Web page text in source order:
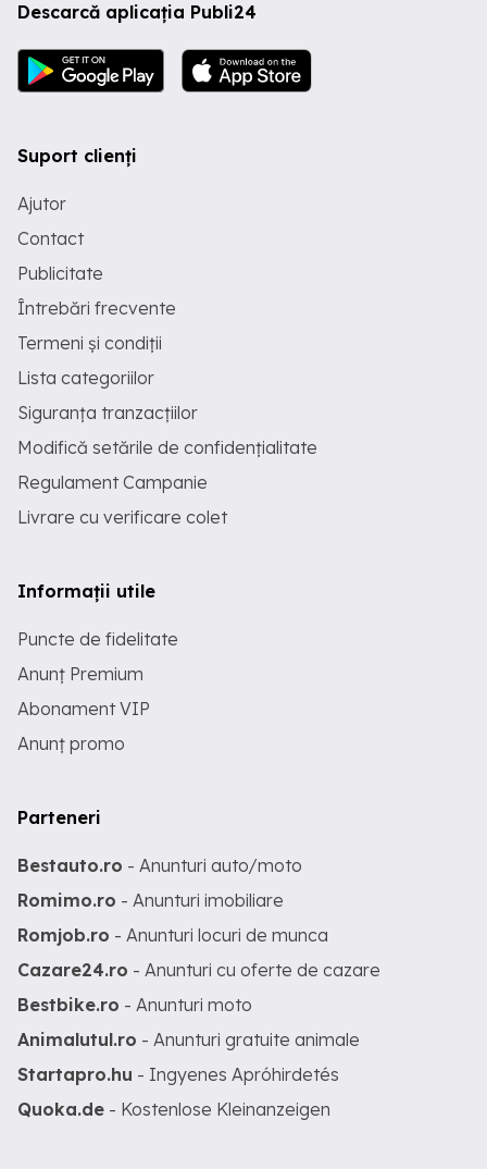
Descarcă aplicația Publi24
Suport clienți
Ajutor
Contact
Publicitate
Întrebări frecvente
Termeni și condiții
Lista categoriilor
Siguranța tranzacțiilor
Modifică setările de confidențialitate
Regulament Campanie
Livrare cu verificare colet
Informații utile
Puncte de fidelitate
Anunț Premium
Abonament VIP
Anunț promo
Parteneri
Bestauto.ro - Anunturi auto/moto
Romimo.ro - Anunturi imobiliare
Romjob.ro - Anunturi locuri de munca
Cazare24.ro - Anunturi cu oferte de cazare
Bestbike.ro - Anunturi moto
Animalutul.ro - Anunturi gratuite animale
Startapro.hu - Ingyenes Apróhirdetés
Quoka.de - Kostenlose Kleinanzeigen